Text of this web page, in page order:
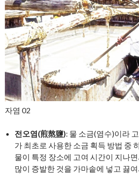
자염 02
전오염(煎熬鹽): 물 소금(염수)이라
가 최초로 사용한 소금 획득 방법 중
물이 특정 장소에 고여 시간이 지나
많이 증발한 것을 가마솥에 넣고 끓